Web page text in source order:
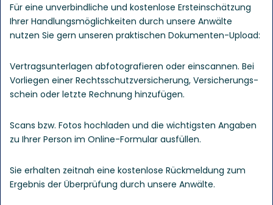
Für eine unverbindliche und kostenlose Ersteinschätzung
Ihrer Handlungsmöglichkeiten durch unsere Anwälte
nutzen Sie gern unseren praktischen Dokumenten-Upload:
Vertrags­unter­lagen abfotografieren oder einscannen. Bei
Vorliegen einer Rechts­schutz­versicherung, Versicherungs­
schein oder letzte Rechnung hinzufügen.
Scans bzw. Fotos hochladen und die wichtigsten Angaben
zu Ihrer Person im Online-Formular ausfüllen.
Sie erhalten zeitnah eine kostenlose Rück­meldung zum
Ergebnis der Über­prüfung durch unsere Anwälte.